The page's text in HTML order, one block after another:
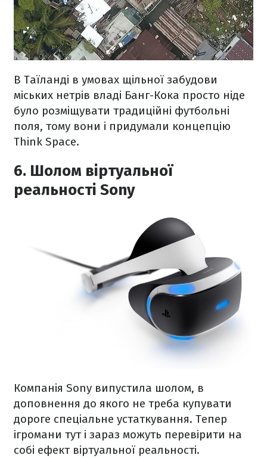
В Таїланді в умовах щільної забудови
міських нетрів владі Банг-Кока просто ніде
було розміщувати традиційні футбольні
поля, тому вони і придумали концепцію
Think Space.
6. Шолом віртуальної
реальності Sony
Компанія Sony випустила шолом, в
доповнення до якого не треба купувати
дороге спеціальне устаткування. Тепер
ігромани тут і зараз можуть перевірити на
собі ефект віртуальної реальності.